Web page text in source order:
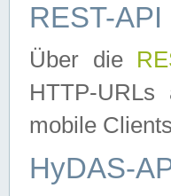
REST-API
Über die
HTTP-
mobile
HyDAS-